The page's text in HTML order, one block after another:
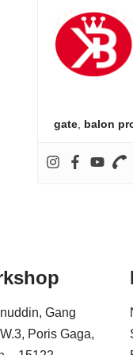
gate, balon
Gang
Poris Gaga,